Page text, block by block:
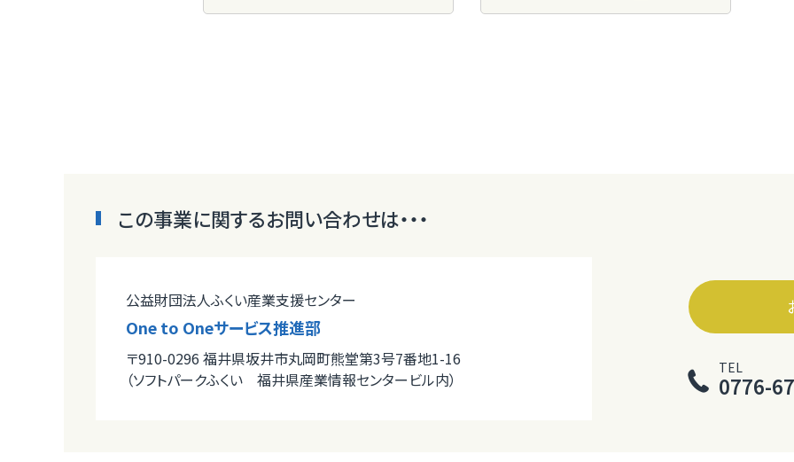
この事業に関するお問い合わせは・・・
公益財団法人ふくい産業支援センター
One to Oneサービス推進部
〒910-0296 福井県坂井市丸岡町熊堂第3号7番地1-16
（ソフトパークふくい 福井県産業情報センタービル内）
TEL
0776-